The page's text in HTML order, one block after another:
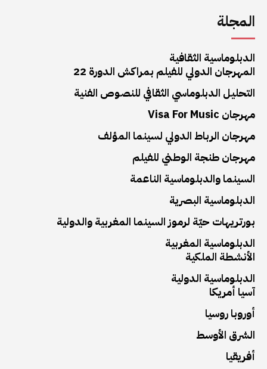
المجلة
الدبلوماسية الثقافية
المهرجان الدولي للفيلم بمراكش الدورة 22
التحليل الدبلوماسي الثقافي للنصوص الفنية
مهرجان Visa For Music
مهرجان الرباط الدولي لسينما المؤلف
مهرجان طنجة الوطني للفيلم
السينما والدبلوماسية الناعمة
الدبلوماسية البصرية
بورتريهات حيّة لرموز السينما المغربية والدولية
الدبلوماسية المغربية
الأنشطة الملكية
الدبلوماسية الدولية
آسيا أمريكا
أوروبا روسيا
الشرق الأوسط
أفريقيا